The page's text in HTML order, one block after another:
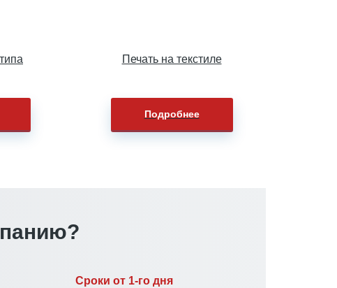
Печать на текстиле
Подробнее
Сроки от 1-го дня